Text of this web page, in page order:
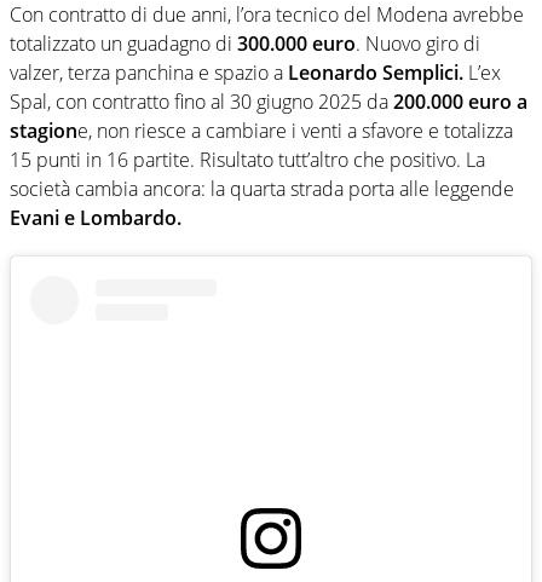
Con contratto di due anni, l’ora tecnico del Modena avrebbe
totalizzato un guadagno di 300.000 euro. Nuovo giro di
valzer, terza panchina e spazio a Leonardo Semplici. L’ex
Spal, con contratto fino al 30 giugno 2025 da200.000 euro a
stagione, non riesce a cambiare i venti a sfavore e totalizza
15 punti in 16 partite. Risultato tutt’altro che positivo. La
società cambia ancora: la quarta strada porta alle leggende
Evani e Lombardo.